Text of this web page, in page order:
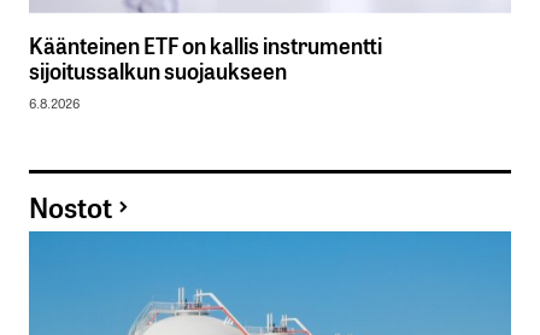
Käänteinen ETF on kallis instrumentti
sijoitussalkun suojaukseen
6.8.2026
Nostot